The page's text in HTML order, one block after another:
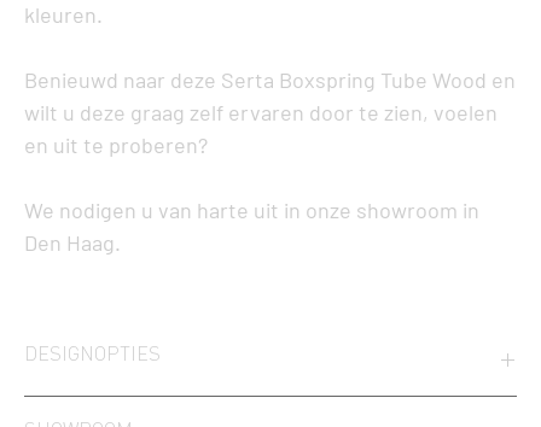
kleuren.
Benieuwd naar deze Serta Boxspring Tube Wood en
wilt u deze graag zelf ervaren door te zien, voelen
en uit te proberen?
We nodigen u van harte uit in onze showroom in
Den Haag.
DESIGNOPTIES